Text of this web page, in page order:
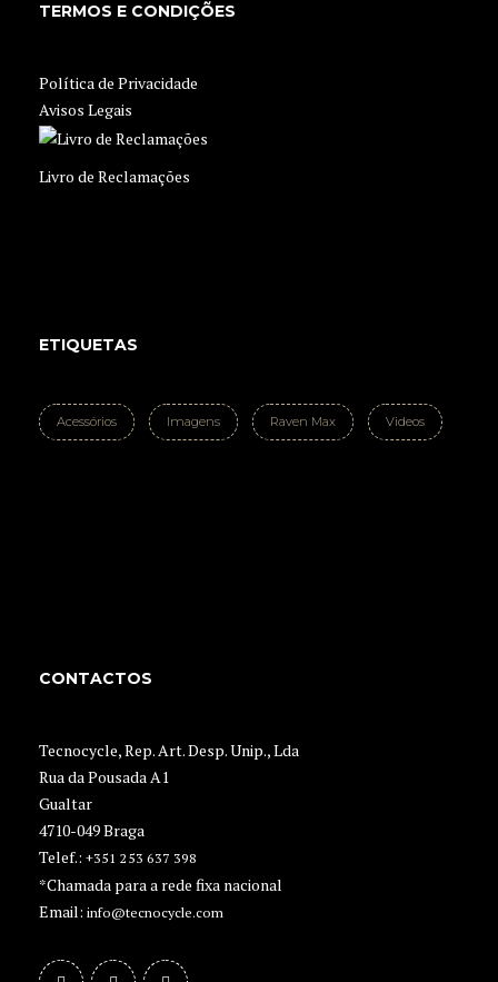
TERMOS E CONDIÇÕES
Política de Privacidade
Avisos Legais
Livro de Reclamações
ETIQUETAS
Acessórios Imagens Raven Max Videos
CONTACTOS
Tecnocycle, Rep. Art. Desp. Unip., Lda
Rua da Pousada A1
Gualtar
4710-049 Braga
Telef.: +351 253 637 398
*Chamada para a rede fixa nacional
Email: info@tecnocycle.com